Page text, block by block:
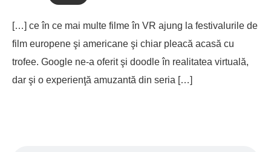
[…] ce în ce mai multe filme în VR ajung la festivalurile de
film europene şi americane şi chiar pleacă acasă cu
trofee. Google ne-a oferit şi doodle în realitatea virtuală,
dar şi o experienţă amuzantă din seria […]